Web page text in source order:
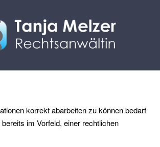
korrekt abarbeiten zu können bedarf
im Vorfeld, einer rechtlichen